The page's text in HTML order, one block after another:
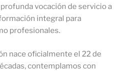
vocación de servicio a
integral para
profesionales.
nace oficialmente el 22 de
contemplamos con